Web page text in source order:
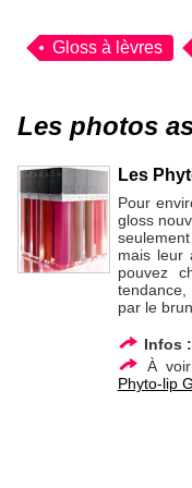
Gloss à lèvres
Les photos
Les
Pour
gloss
mais leur
pouvez
par le
Infos :
À
Phyto-lip